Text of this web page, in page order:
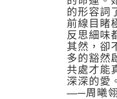
的形容詞
前線目睹
反思細味
其然，卻
多的豁然
共處才能
深深的愛
—─周曦